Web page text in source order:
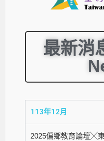
最新消
113年12月
2025偏鄉教育論壇╳